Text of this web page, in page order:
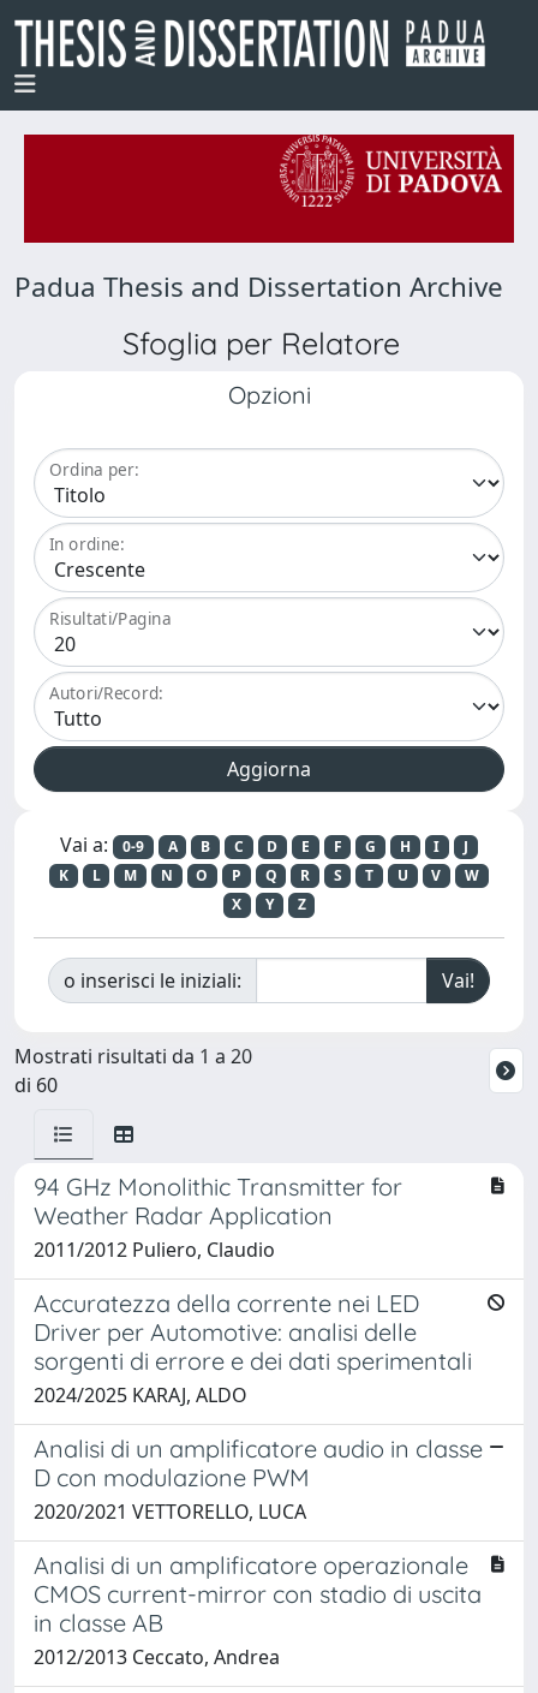
Padua Thesis and Dissertation Archive
Sfoglia per Relatore
Opzioni
Ordina per:
In ordine:
Risultati/Pagina
Autori/Record:
Vai a: 0-9 A B C D E F G H I
J
K
L M N O P Q R S T U V
W
X
Y Z
o inserisci le iniziali:
Mostrati risultati da 1 a 20
di 60
94 GHz Monolithic Transmitter for
Weather Radar Application
2011/2012 Puliero, Claudio
Accuratezza della corrente nei LED
Driver per Automotive: analisi delle
sorgenti di errore e dei dati sperimentali
2024/2025 KARAJ, ALDO
Analisi di un amplificatore audio in classe
D con modulazione PWM
2020/2021 VETTORELLO, LUCA
Analisi di un amplificatore operazionale
CMOS current-mirror con stadio di uscita
in classe AB
2012/2013 Ceccato, Andrea